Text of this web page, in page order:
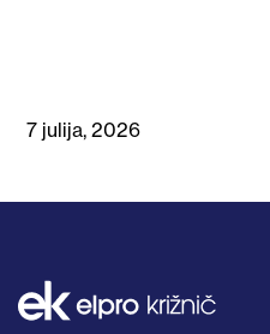
7 julija, 2026